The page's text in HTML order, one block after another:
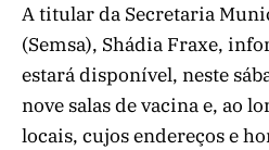
A titular da Secretaria
(Semsa), Shádia Fraxe,
estará disponível, neste
nove salas de vacina e, ao
locais, cujos endereços e